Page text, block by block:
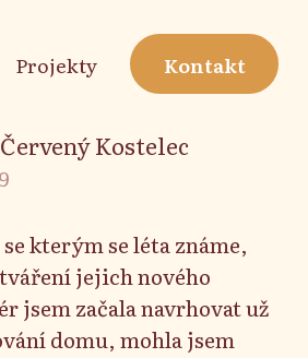
Projekty Kontakt
Kostelec
kterým se léta známe,
jejich nového
jsem začala navrhovat už
domu, mohla jsem